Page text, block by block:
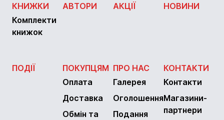
КНИЖКИ
Комплекти
книжок
АВТОРИ АКЦІЇ НОВИНИ
ПОДІЇ
ПОКУПЦЯМ
Оплата
Доставка
Обмін та
ПРО НАС
Галерея
Оголошення
Подання
КОНТАКТИ
Контакти
Магазини-
партнери